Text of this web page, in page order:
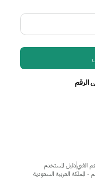
الرقم
- المملكة العربية السعودية
الفنيدليل المستخدم